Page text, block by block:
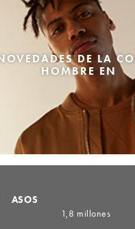
DE LA
HOMBRE EN
ASOS
1,8 millones